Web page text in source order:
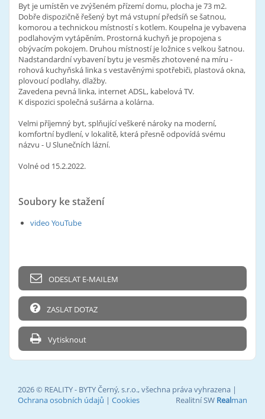
Byt je umístěn ve zvýšeném přízemí domu, plocha je 73 m2.
Dobře dispozičně řešený byt má vstupní předsíň se šatnou,
komorou a technickou místností s kotlem. Koupelna je vybavena
podlahovým vytápěním. Prostorná kuchyň je propojena s
obývacím pokojem. Druhou místností je ložnice s velkou šatnou.
Nadstandardní vybavení bytu je vesměs zhotovené na míru -
rohová kuchyňská linka s vestavěnými spotřebiči, plastová okna,
plovoucí podlahy, dlažby.
Zavedena pevná linka, internet ADSL, kabelová TV.
K dispozici společná sušárna a kolárna.
Velmi příjemný byt, splňující veškeré nároky na moderní,
komfortní bydlení, v lokalitě, která přesně odpovídá svému
názvu - U Slunečních lázní.
Volné od 15.2.2022.
Soubory ke stažení
video YouTube
ODESLAT E-MAILEM
ZASLAT DOTAZ
Vytisknout
2026 © REALITY - BYTY Černý, s.r.o., všechna práva vyhrazena |
Ochrana osobních údajů | Cookies Realitní SW Realman